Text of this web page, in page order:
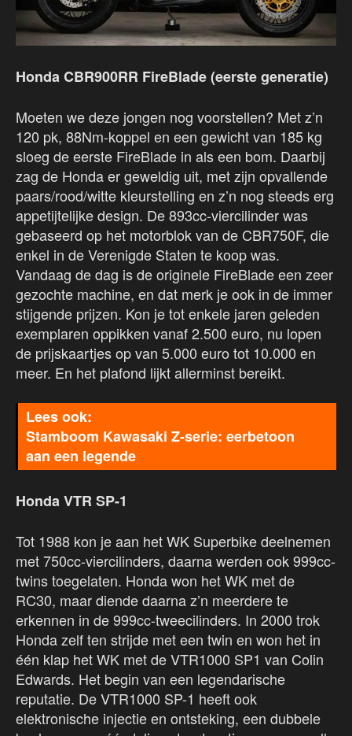
Honda CBR900RR FireBlade (eerste generatie)
Moeten we deze jongen nog voorstellen? Met z’n
120 pk, 88Nm-koppel en een gewicht van 185 kg
sloeg de eerste FireBlade in als een bom. Daarbij
zag de Honda er geweldig uit, met zijn opvallende
paars/rood/witte kleurstelling en z’n nog steeds erg
appetijtelijke design. De 893cc-viercilinder was
gebaseerd op het motorblok van de CBR750F, die
enkel in de Verenigde Staten te koop was.
Vandaag de dag is de originele FireBlade een zeer
gezochte machine, en dat merk je ook in de immer
stijgende prijzen. Kon je tot enkele jaren geleden
exemplaren oppikken vanaf 2.500 euro, nu lopen
de prijskaartjes op van 5.000 euro tot 10.000 en
meer. En het plafond lijkt allerminst bereikt.
Stamboom Kawasaki Z-serie: eerbetoon
aan een legende
Honda VTR SP-1
Tot 1988 kon je aan het WK Superbike deelnemen
met 750cc-viercilinders, daarna werden ook 999cc-
twins toegelaten. Honda won het WK met de
RC30, maar diende daarna z’n meerdere te
erkennen in de 999cc-tweecilinders. In 2000 trok
Honda zelf ten strijde met een twin en won het in
één klap het WK met de VTR1000 SP1 van Colin
Edwards. Het begin van een legendarische
reputatie. De VTR1000 SP-1 heeft ook
elektronische injectie en ontsteking, een dubbele